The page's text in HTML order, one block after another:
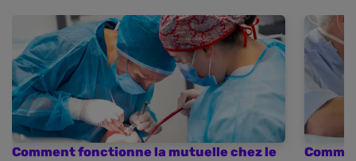
Comment fonctionne la mutuelle chez le